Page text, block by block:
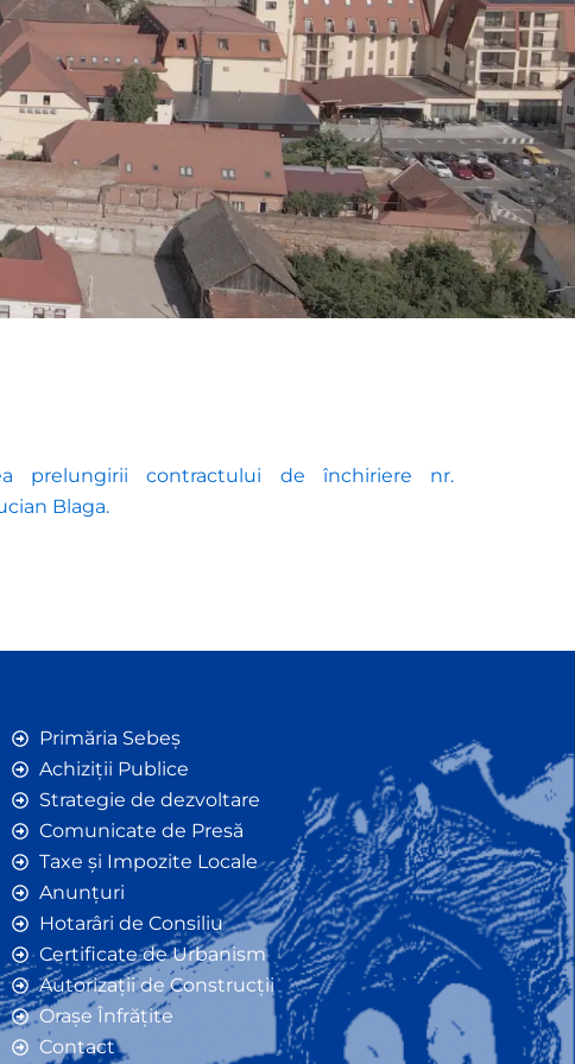
prelungirii contractului de închiriere nr.
Blaga.
Primăria Sebeș
Achiziții Publice
Strategie de dezvoltare
Comunicate de Presă
Taxe și Impozite Locale
Anunțuri
Hotarâri de Consiliu
Certificate de Urbanism
Autorizații de Construcții
Orașe Înfrățite
Contact